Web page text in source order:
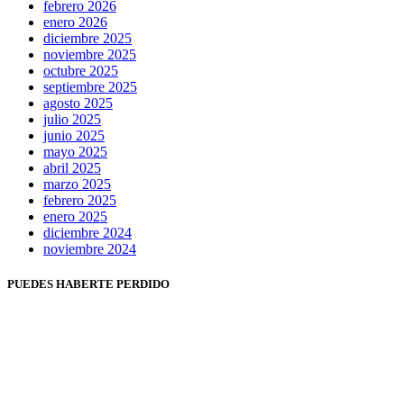
febrero 2026
enero 2026
diciembre 2025
noviembre 2025
octubre 2025
septiembre 2025
agosto 2025
julio 2025
junio 2025
mayo 2025
abril 2025
marzo 2025
febrero 2025
enero 2025
diciembre 2024
noviembre 2024
PUEDES HABERTE PERDIDO